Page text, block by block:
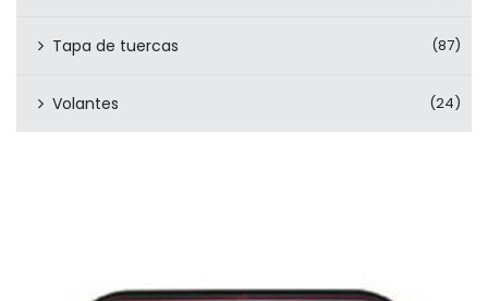
Tapa de tuercas (87)
Volantes (24)